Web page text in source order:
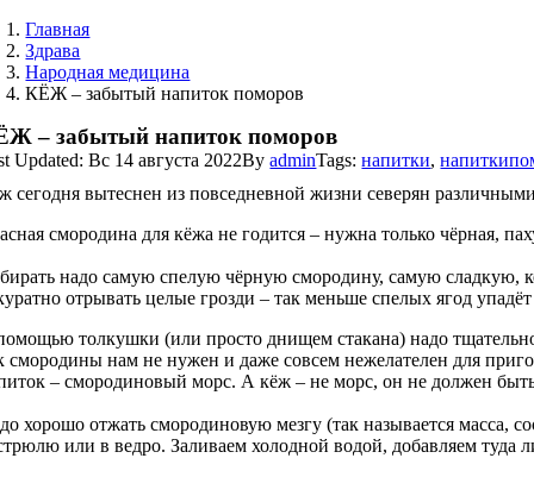
Главная
Здрава
Народная медицина
КЁЖ – забытый напиток поморов
– забытый напиток поморов
Updated: Вс 14 августа 2022ByadminTags:напитки,
сегодня вытеснен из повседневной жизни северян
смородина для кёжа не годится – нужна только чёрная,
надо самую спелую чёрную смородину, самую сладкую,
отрывать целые грозди – так меньше спелых ягод
толкушки (или просто днищем стакана) надо
смородины нам не нужен и даже совсем нежелателен для
– смородиновый морс. А кёж – не морс, он не должен
хорошо отжать смородиновую мезгу (так называется масса,
или в ведро. Заливаем холодной водой, добавляем